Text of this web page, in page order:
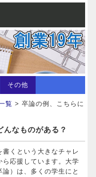
その他
覧 > 卒論の例、こちらに
なものがある？
くという大きなチャレ
応援しています。大学
）は、多くの学生にと